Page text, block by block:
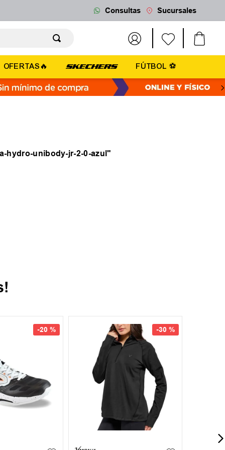
Consultas Sucursales
OFERTAS🔥 FÚTBOL ⚽
hydro-unibody-jr-2-0-azul"
-13 % -13 %
37
40 40